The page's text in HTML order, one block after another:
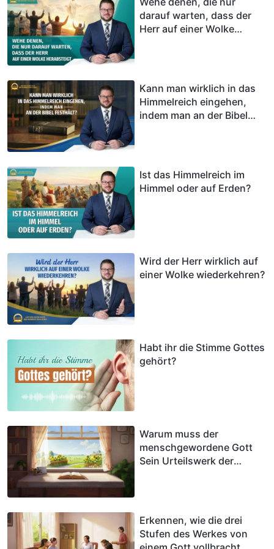
darauf warten, dass der
Herr auf einer Wolke
Kann man wirklich in das
Himmelreich eingehen,
indem man an der Bibel
Ist das Himmelreich im
Himmel oder auf Erden?
Wird der Herr wirklich auf
einer Wolke wiederkehren?
Habt ihr die Stimme Gottes
gehört?
Warum muss der
menschgewordene Gott
Sein Urteilswerk der
Erkennen, wie die drei
Stufen des Werkes von